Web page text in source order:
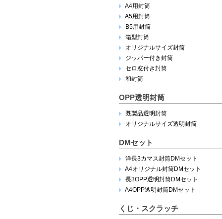
A4用封筒
A5用封筒
B5用封筒
箱型封筒
オリジナルサイズ封筒
ジッパー付き封筒
セロ窓付き封筒
和封筒
OPP透明封筒
既製品透明封筒
オリジナルサイズ透明封筒
DMセット
洋長3カマス封筒DMセット
A4オリジナル封筒DMセット
長3OPP透明封筒DMセット
A4OPP透明封筒DMセット
くじ・スクラッチ